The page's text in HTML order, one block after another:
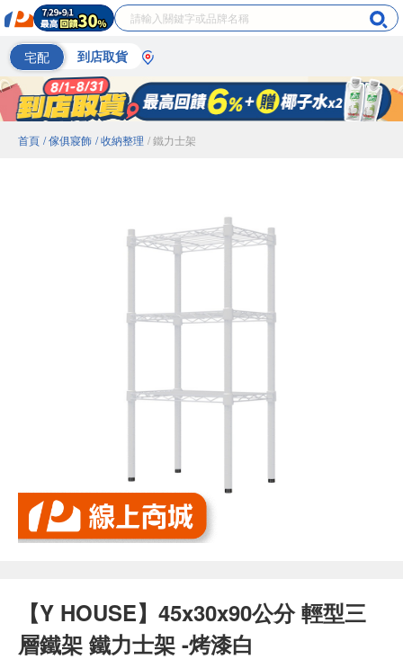
宅配 到店取貨
首頁 / 傢俱寢飾 / 收納整理 / 鐵力士架
【Y HOUSE】45x30x90公分 輕型三
層鐵架 鐵力士架 -烤漆白